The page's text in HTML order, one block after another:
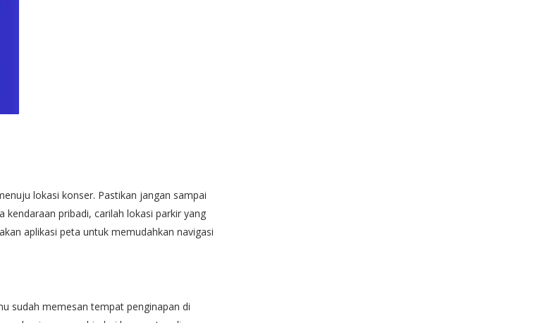
lokasi konser. Pastikan jangan sampai
pribadi, carilah lokasi parkir yang
aplikasi peta untuk memudahkan navigasi
sudah memesan tempat penginapan di